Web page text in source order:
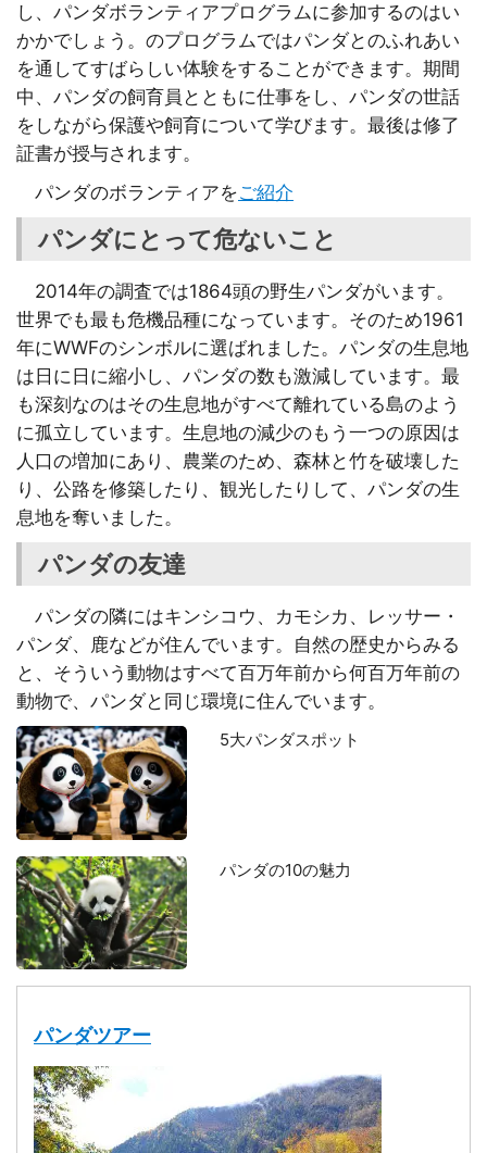
し、パンダボランティアプログラムに参加するのはい
かかでしょう。のプログラムではパンダとのふれあい
を通してすばらしい体験をすることができます。期間
中、パンダの飼育員とともに仕事をし、パンダの世話
をしながら保護や飼育について学びます。最後は修了
証書が授与されます。
パンダのボランティアをご紹介
パンダにとって危ないこと
2014年の調査では1864頭の野生パンダがいます。
世界でも最も危機品種になっています。そのため1961
年にWWFのシンボルに選ばれました。パンダの生息地
は日に日に縮小し、パンダの数も激減しています。最
も深刻なのはその生息地がすべて離れている島のよう
に孤立しています。生息地の減少のもう一つの原因は
人口の増加にあり、農業のため、森林と竹を破壊した
り、公路を修築したり、観光したりして、パンダの生
息地を奪いました。
パンダの友達
パンダの隣にはキンシコウ、カモシカ、レッサー・
パンダ、鹿などが住んでいます。自然の歴史からみる
と、そういう動物はすべて百万年前から何百万年前の
動物で、パンダと同じ環境に住んでいます。
5大パンダスポット
パンダの10の魅力
パンダツアー